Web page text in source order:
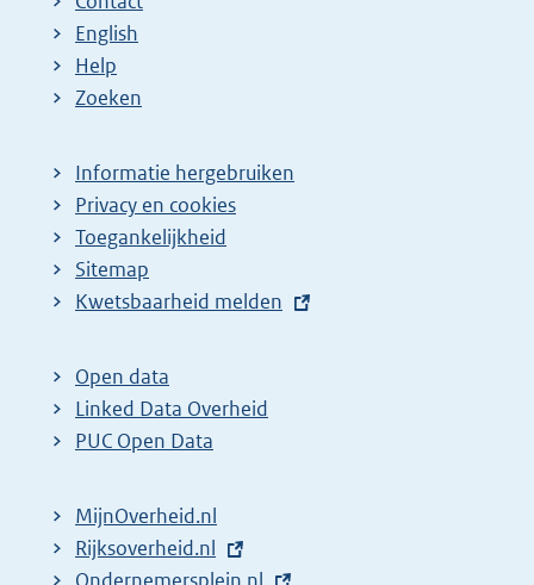
English
Help
Zoeken
Informatie hergebruiken
Privacy en cookies
Toegankelijkheid
Sitemap
E
t
e
r
l
i
Kwetsbaarheid melden
Open data
Linked Data Overheid
PUC Open Data
MijnOverheid.nl
E
x
Rijksoverheid.nl
E
Ondernemersplein.nl